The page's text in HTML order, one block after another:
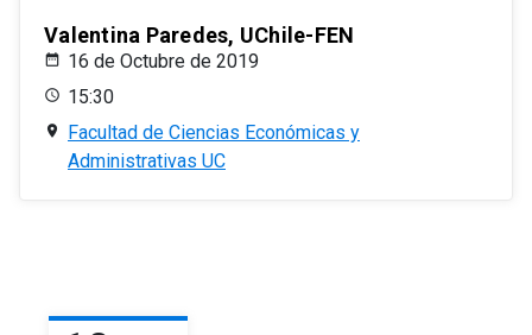
Valentina Paredes, UChile-FEN
16 de Octubre de 2019
15:30
Facultad de Ciencias Económicas y
Administrativas UC